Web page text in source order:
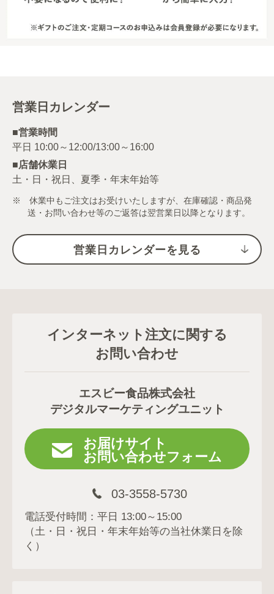
営業日カレンダー
■営業時間
■店舗休業日
土・日・祝日、夏季・年末年始等
※ 休業中もご注文はお受けいたしますが、在庫確認・商品発
送・お問い合わせ等のご返答は翌営業日以降となります。
営業日カレンダーを見る
インターネット注文に関する
お問い合わせ
エスビー食品株式会社
デジタルマーケティングユニット
お届けサイト
お問い合わせフォーム
03-3558-5730
電話受付時間：平日 13:00～15:00
（土・日・祝日・年末年始等の当社休業日を除
く）